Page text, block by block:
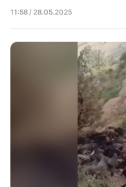
11:58 / 28.05.2025